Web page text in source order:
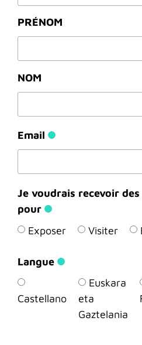
PRÉNOM
NOM
Email
Je voudrais recevoir
pour
Exposer
Visiter
Langue
Castellano
Euskara
eta
Gaztelania